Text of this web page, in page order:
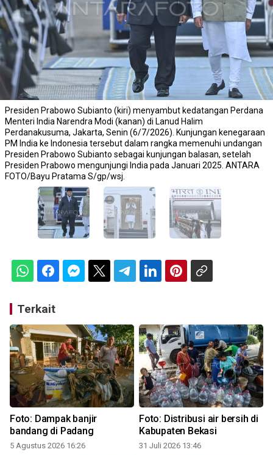
Presiden Prabowo Subianto (kiri) menyambut kedatangan Perdana
Menteri India Narendra Modi (kanan) di Lanud Halim
Perdanakusuma, Jakarta, Senin (6/7/2026). Kunjungan kenegaraan
PM India ke Indonesia tersebut dalam rangka memenuhi undangan
Presiden Prabowo Subianto sebagai kunjungan balasan, setelah
Presiden Prabowo mengunjungi India pada Januari 2025. ANTARA
FOTO/Bayu Pratama S/gp/wsj.
Terkait
Foto: Dampak banjir
bandang di Padang
5 Agustus 2026 16:26
Foto: Distribusi air bersih di
Kabupaten Bekasi
31 Juli 2026 13:46